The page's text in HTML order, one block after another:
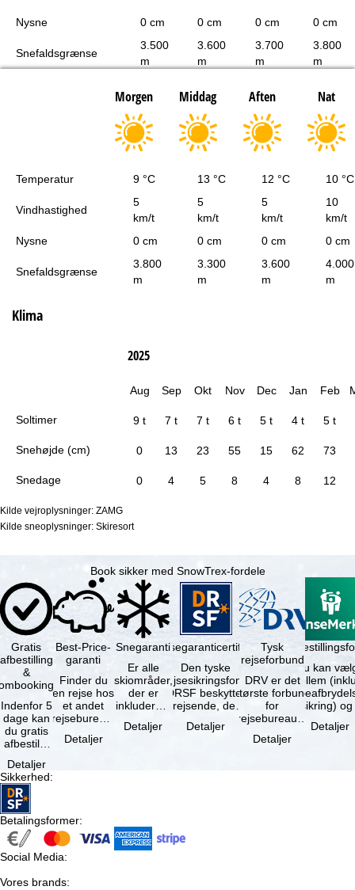
Nysne 0 cm 0 cm 0 cm 0 cm
Snefaldsgrænse
3.500
m
3.600
m
3.700
m
3.800
m
Morgen Middag Aften Nat
Temperatur 9 °C 13 °C 12 °C 10 °C
Vindhastighed
5
km/t
5
km/t
5
km/t
10
km/t
Nysne
0 cm 0 cm 0 cm 0 cm
Snefaldsgrænse
3.800
m
3.300
m
3.600
m
4.000
m
Klima
Soltimer
Snehøjde (cm)
Snedage
2025
Aug Sep Okt Nov Dec Jan Feb
9 t 7 t 7 t 6 t 5 t 4 t 5 t
0 13 23 55 15 62 73
0 4 5 8 4 8 12
Kilde vejroplysninger: ZAMG
Kilde sneoplysninger: Skiresort
Book sikker med SnowTrex-fordele
Gratis
afbestilling
&
Indenfor 5
dage kan
du gratis
afbestille
booking.
Det er
dog en …
Detaljer
Best-Price-
garanti
Finder du
en rejse hos
et andet
rejsebureau,
er billigere
Detaljer
Snegaranti
Er alle
skiområder,
der er
inkluderet i
bookede
Detaljer
Rejsegaranticertifikat
Den tyske
rejsesikringsfond
DRSF beskytter
rejsende, der
pakkerejse eller
Detaljer
Tysk
rejseforbund
DRV er det
største forbund
for
rejsebureauer
rejsearrangører
Detaljer
Du kan
mellem (inklusiv
Detaljer
Sikkerhed:
Betalingsformer:
Social Media:
Vores brands: